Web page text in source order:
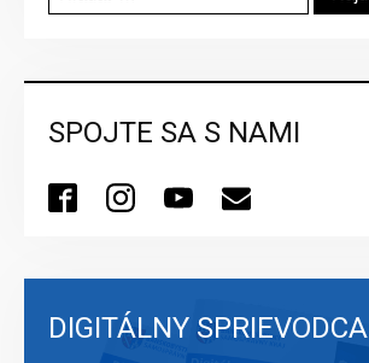
SPOJTE SA S NAMI
DIGITÁLNY SPRIEVODCA